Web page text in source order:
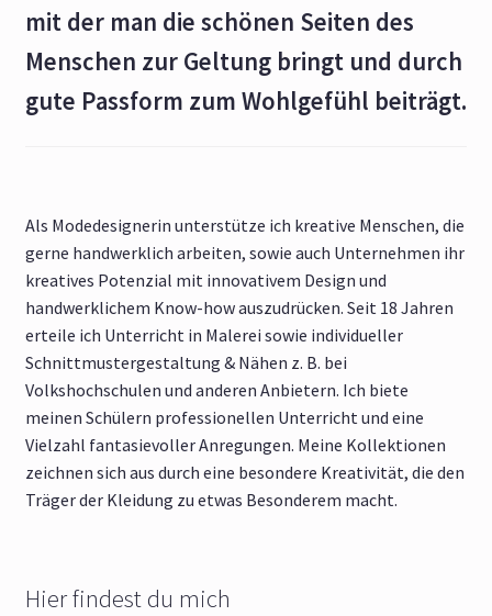
mit der man die schönen Seiten des
Menschen zur Geltung bringt und durch
gute Passform zum Wohlgefühl beiträgt.
Als Modedesignerin unterstütze ich kreative Menschen, die
gerne handwerklich arbeiten, sowie auch Unternehmen ihr
kreatives Potenzial mit innovativem Design und
handwerklichem Know-how auszudrücken. Seit 18 Jahren
erteile ich Unterricht in Malerei sowie individueller
Schnittmustergestaltung & Nähen z. B. bei
Volkshochschulen und anderen Anbietern. Ich biete
meinen Schülern professionellen Unterricht und eine
Vielzahl fantasievoller Anregungen. Meine Kollektionen
zeichnen sich aus durch eine besondere Kreativität, die den
Träger der Kleidung zu etwas Besonderem macht.
Hier findest du mich